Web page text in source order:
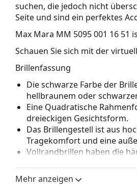
suchen, die jedoch nicht
Seite und sind ein perfektes
Max Mara MM 5095 001 16 51
Schauen Sie sich mit der
Brillenfassung
Die schwarze Farbe der
hellbraunem oder
Eine Quadratische
dreieckigen Gesichtsform.
Das Brillengestell ist aus
Tragekomfort und eine
Vollrandbrillen haben die
Vorteile ist die Robustheit,
vor allem ihr Schutz vor
Mehr anzeigen